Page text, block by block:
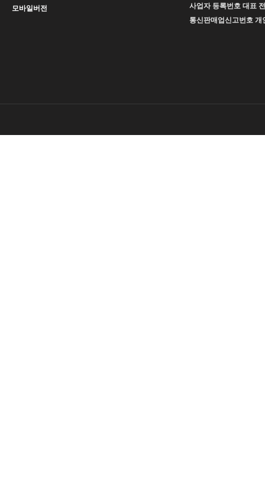
모바일버전
사업자 등록번호 대표
통신판매업신고번호 개